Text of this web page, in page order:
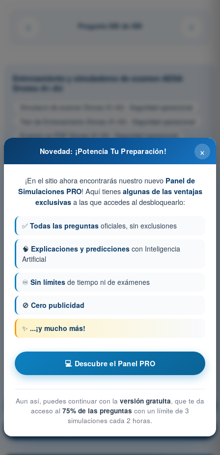
Pregunta 285 de 485
Entrenamiento y simuladores de examen AESA
Drones A1-A3
Simulacro de examen Drones A1-A3 - Seguridad operacional
Test de Entrenamiento Drones A1-A3 - Seguridad operacional
Examen en PDF Drones A1-A3 - Seguridad operacional
Seguridad operacional ¡Entrenamiento!
×
Novedad: ¡Potencia Tu Preparación!
¡En el sitio ahora encontrarás nuestro nuevo Panel de
Simulaciones PRO! Aquí tienes algunas de las ventajas
exclusivasa las que accedes al desbloquearlo:
✅ Todas las preguntas oficiales, sin exclusiones
🧠 Explicaciones y predicciones con Inteligencia
Artificial
♾️ Sin límites de tiempo ni de exámenes
🚫 Cero publicidad
✨ ...¡y mucho más!
💻 Descubre el Panel PRO
Aun así, puedes continuar con la versión gratuita, que te da
acceso al 75% de las preguntas con un límite de 3
simulaciones cada 2 horas.